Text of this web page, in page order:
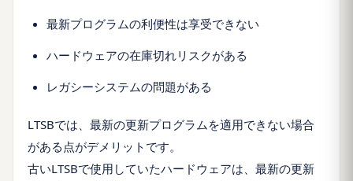
最新プログラムの利便性は享受できない
ハードウェアの在庫切れリスクがある
レガシーシステムの問題がある
LTSBでは、最新の更新プログラムを適用できない場合
がある点がデメリットです。
古いLTSBで使用していたハードウェアは、最新の更新